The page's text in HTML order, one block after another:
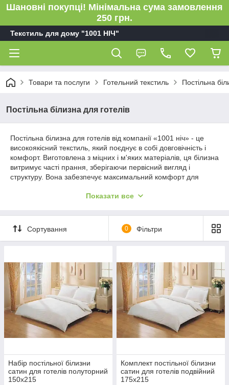
Шановні покупці! Мінімальна сума замовлення
250 грн.
Текстиль для дому "1001 НІЧ"
Товари та послуги Готельний текстиль Постільна
Постільна білизна для готелів
Постільна білизна для готелів від компанії «1001 ніч» - це
високоякісний текстиль, який поєднує в собі довговічність і
комфорт. Виготовлена з міцних і м'яких матеріалів, ця білизна
витримує часті прання, зберігаючи первісний вигляд і
структуру. Вона забезпечує максимальний комфорт для
білизна ідеально підходить для готелів, де важливі як
Показати все
Сортування 0 Фільтри
Набір постільної білизни
сатин для готелів полуторний
150х215
Комплект постільної білизни
сатин для готелів подвійний
175х215